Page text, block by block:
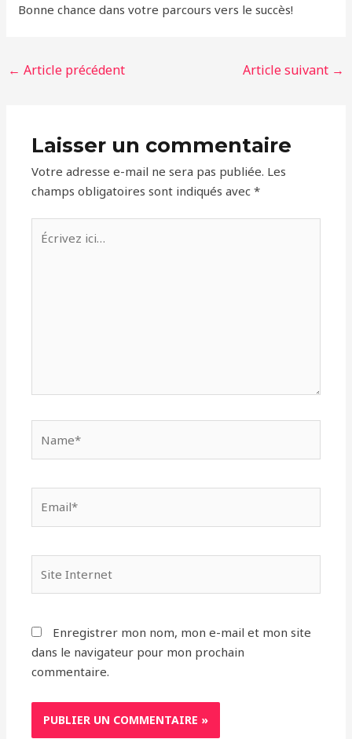
Bonne chance dans votre parcours vers le succès!
← Article précédent Article suivant →
Laisser un commentaire
Votre adresse e-mail ne sera pas publiée. Les
champs obligatoires sont indiqués avec*
ici…
Internet
Enregistrer mon nom, mon e-mail et mon site
dans le navigateur pour mon prochain
commentaire.